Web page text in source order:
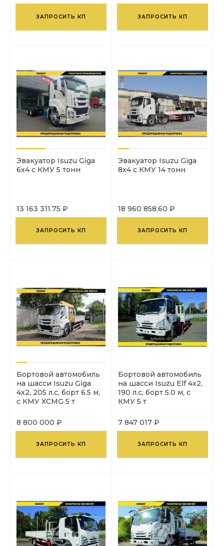
ЗАПРОСИТЬ КП ЗАПРОСИТЬ КП
Эвакуатор Isuzu Giga
6х4 с КМУ 5 тонн
13 163 311.75 ₽
ЗАПРОСИТЬ КП
Эвакуатор Isuzu Giga
8x4 с КМУ 14 тонн
18 960 858.60 ₽
ЗАПРОСИТЬ КП
Бортовой автомобиль
на шасси Isuzu Giga
4х2, 205 л.с, борт 6.5 м,
с КМУ XCMG 5 т
8 800 000 ₽
ЗАПРОСИТЬ КП
Бортовой автомобиль
на шасси Isuzu Elf 4х2,
190 л.с, борт 5.0 м, с
КМУ 5 т
7 847 017 ₽
ЗАПРОСИТЬ КП